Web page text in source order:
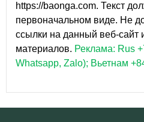
https://baonga.com. Текст
первоначальном виде. Не
ссылки на данный веб-сайт
материалов. Реклама: Rus
Whatsapp, Zalo); Вьетнам